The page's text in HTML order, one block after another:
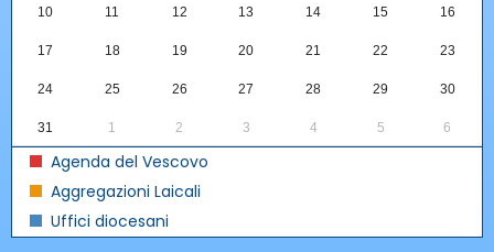
10 11 12 13 14 15 16
17 18 19 20 21 22 23
24 25 26 27 28 29 30
31 1 2 3 4 5 6
Agenda del Vescovo
Aggregazioni Laicali
Uffici diocesani